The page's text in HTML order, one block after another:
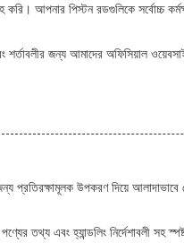
আপনার পিস্টন রডগুলিকে সর্বোচ্চ
শর্তাবলীর জন্য আমাদের অফিসিয়াল
প্রতিরক্ষামূলক উপকরণ দিয়ে
তথ্য এবং হ্যান্ডলিং নির্দেশাবলী সহ